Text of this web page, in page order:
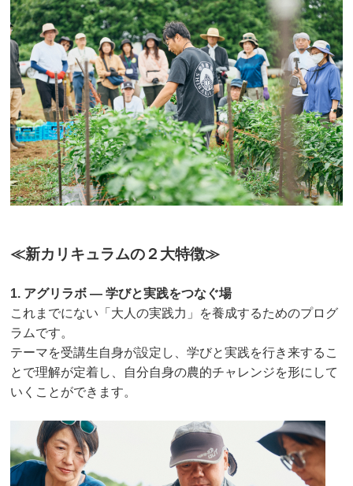
≪新カリキュラムの２大特徴≫
1. アグリラボ ― 学びと実践をつなぐ場
これまでにない「大人の実践力」を養成するためのプログ
ラムです。
テーマを受講生自身が設定し、学びと実践を行き来するこ
とで理解が定着し、自分自身の農的チャレンジを形にして
いくことができます。